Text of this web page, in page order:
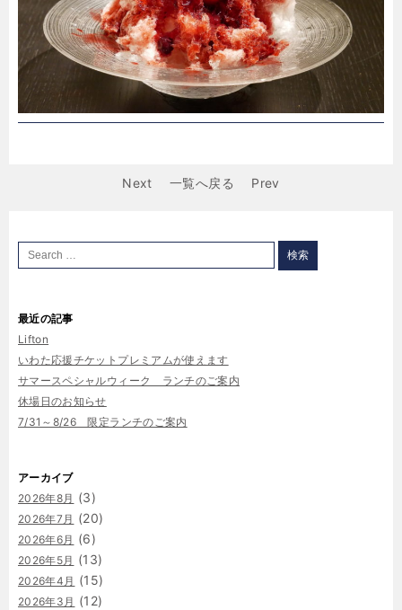
Next 一覧へ戻る Prev
最近の記事
Lifton
いわた応援チケットプレミアムが使えます
サマースペシャルウィーク ランチのご案内
休場日のお知らせ
7/31～8/26 限定ランチのご案内
アーカイブ
2026年8月 (3)
2026年7月 (20)
2026年6月 (6)
2026年5月 (13)
2026年4月 (15)
2026年3月 (12)